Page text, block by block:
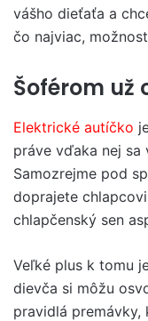
vášho dieťaťa a
čo najviac,
Šoférom už
Elektrické autíčko
práve vďaka nej
Samozrejme pod
doprajete
chlapčenský sen
Veľké plus k tomu
dievča si môžu
pravidlá